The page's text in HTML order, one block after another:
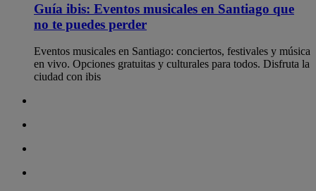
Guía ibis: Eventos musicales en Santiago que
no te puedes perder
Eventos musicales en Santiago: conciertos, festivales y música
en vivo. Opciones gratuitas y culturales para todos. Disfruta la
ciudad con ibis